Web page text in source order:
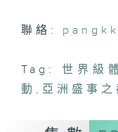
緻的民族傳統
聯絡:
Tag: 世界級
動 ,亞洲盛事之